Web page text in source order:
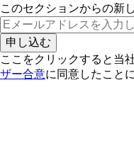
このセクションからの新
申し込む
ここをクリックすると当
ザー合意に同意したこと